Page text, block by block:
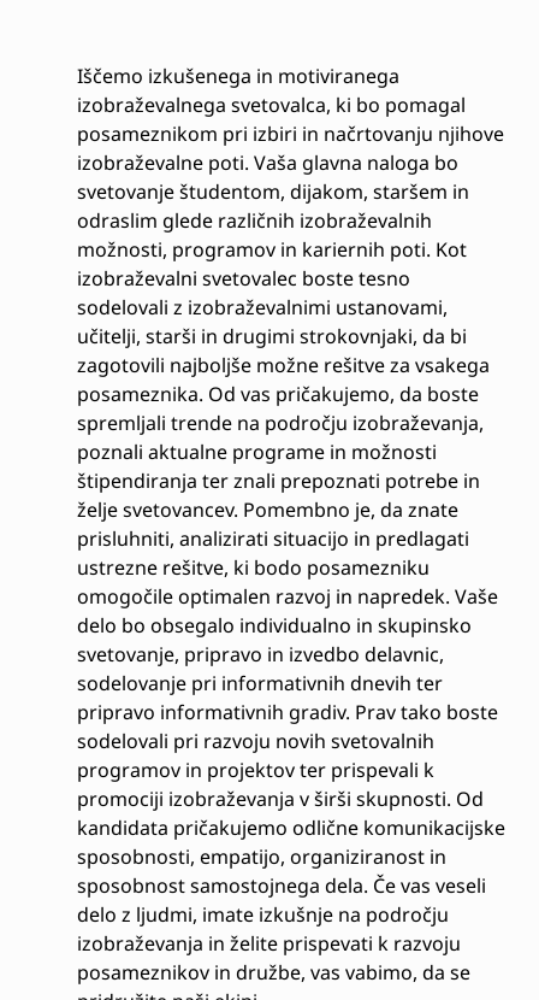
Iščemo izkušenega in motiviranega
izobraževalnega svetovalca, ki bo pomagal
posameznikom pri izbiri in načrtovanju njihove
izobraževalne poti. Vaša glavna naloga bo
svetovanje študentom, dijakom, staršem in
odraslim glede različnih izobraževalnih
možnosti, programov in kariernih poti. Kot
izobraževalni svetovalec boste tesno
sodelovali z izobraževalnimi ustanovami,
učitelji, starši in drugimi strokovnjaki, da bi
zagotovili najboljše možne rešitve za vsakega
posameznika. Od vas pričakujemo, da boste
spremljali trende na področju izobraževanja,
poznali aktualne programe in možnosti
štipendiranja ter znali prepoznati potrebe in
želje svetovancev. Pomembno je, da znate
prisluhniti, analizirati situacijo in predlagati
ustrezne rešitve, ki bodo posamezniku
omogočile optimalen razvoj in napredek. Vaše
delo bo obsegalo individualno in skupinsko
svetovanje, pripravo in izvedbo delavnic,
sodelovanje pri informativnih dnevih ter
pripravo informativnih gradiv. Prav tako boste
sodelovali pri razvoju novih svetovalnih
programov in projektov ter prispevali k
promociji izobraževanja v širši skupnosti. Od
kandidata pričakujemo odlične komunikacijske
sposobnosti, empatijo, organiziranost in
sposobnost samostojnega dela. Če vas veseli
delo z ljudmi, imate izkušnje na področju
izobraževanja in želite prispevati k razvoju
posameznikov in družbe, vas vabimo, da se